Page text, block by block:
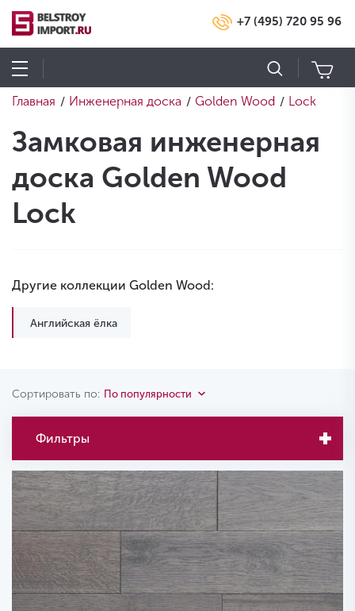
+7 (495) 720 95 96
Главная / Инженерная доска / Golden Wood / Lock
Замковая инженерная
доска Golden Wood
Lock
Другие коллекции Golden Wood:
Английская ёлка
Сортировать по: По популярности
Фильтры